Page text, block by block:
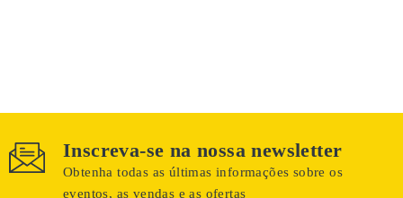
Inscreva-se na nossa newsletter
Obtenha todas as últimas informações sobre os
eventos, as vendas e as ofertas